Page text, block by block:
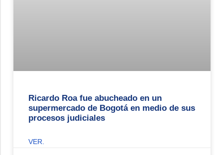
Ricardo Roa fue abucheado en un
supermercado de Bogotá en medio de sus
procesos judiciales
VER.